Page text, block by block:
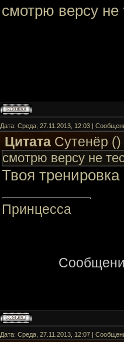
смотрю версу не
Дата: Среда, 27.11.2013, 12:03 |
Цитата Сутенёр ()
смотрю версу не
Твоя
Принцесса
Дата: Среда, 27.11.2013, 12:07 |